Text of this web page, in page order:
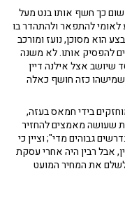
כך חשף אותו בנט מעל
לאומי להתפאר ולהתהדר בו
כל מבצע הוא מסוכן, נועז ומורכב
להפסיק אותו. לא משנה
אצל אילנה דיין
כזה חושף כאלה
בידי חמאס בעזה,
שעושה מאמצים להחזיר
גבוהים מדי"; וציין כי
אבל רבין היה אחרי עסקת
היה מוכן לשלם את המחיר המועט